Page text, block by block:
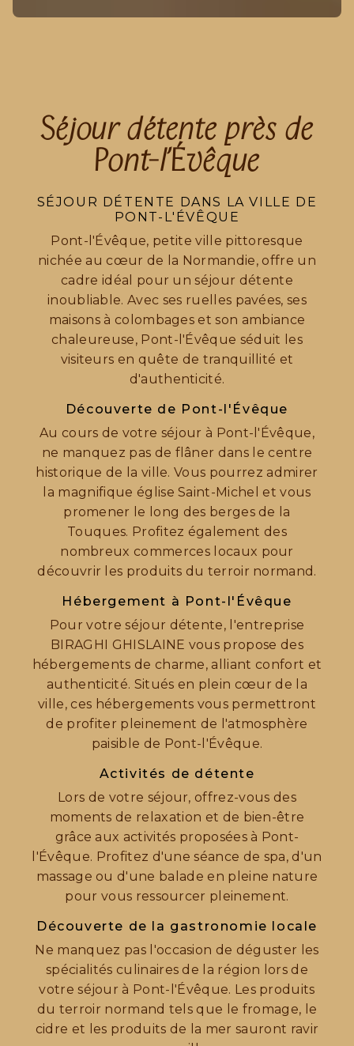
Séjour détente près de
Pont-l'Évêque
SÉJOUR DÉTENTE DANS LA VILLE DE
PONT-L'ÉVÊQUE
Pont-l'Évêque, petite ville pittoresque
nichée au cœur de la Normandie, offre un
cadre idéal pour un séjour détente
inoubliable. Avec ses ruelles pavées, ses
maisons à colombages et son ambiance
chaleureuse, Pont-l'Évêque séduit les
visiteurs en quête de tranquillité et
d'authenticité.
Découverte de Pont-l'Évêque
Au cours de votre séjour à Pont-l'Évêque,
ne manquez pas de flâner dans le centre
historique de la ville. Vous pourrez admirer
la magnifique église Saint-Michel et vous
promener le long des berges de la
Touques. Profitez également des
nombreux commerces locaux pour
découvrir les produits du terroir normand.
Hébergement à Pont-l'Évêque
Pour votre séjour détente, l'entreprise
BIRAGHI GHISLAINE vous propose des
hébergements de charme, alliant confort et
authenticité. Situés en plein cœur de la
ville, ces hébergements vous permettront
de profiter pleinement de l'atmosphère
paisible de Pont-l'Évêque.
Activités de détente
Lors de votre séjour, offrez-vous des
moments de relaxation et de bien-être
grâce aux activités proposées à Pont-
l'Évêque. Profitez d'une séance de spa, d'un
massage ou d'une balade en pleine nature
pour vous ressourcer pleinement.
Découverte de la gastronomie locale
Ne manquez pas l'occasion de déguster les
spécialités culinaires de la région lors de
votre séjour à Pont-l'Évêque. Les produits
du terroir normand tels que le fromage, le
cidre et les produits de la mer sauront ravir